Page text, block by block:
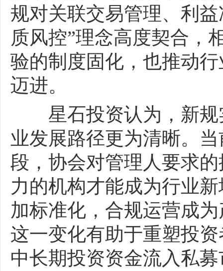
规对关联交易管理、利
质风控”理念高度契合，
验的制度固化，也推动
迈进。
星石投资认为，新规
业发展路径更为清晰。
段，协会对管理人要求
力的机构才能成为行业
加标准化，合规运营成
这一变化有助于重塑投
中长期投资资金流入私